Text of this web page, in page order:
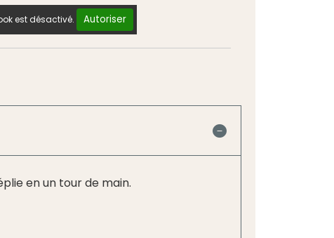
est désactivé. Autoriser
en un tour de main.